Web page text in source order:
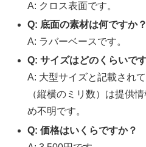
A: クロス表面です。
Q: 底面の素材は何ですか？
A: ラバーベースです。
Q: サイズはどのくらいで
A: 大型サイズと記載され
（縦横のミリ数）は提供
め不明です。
Q: 価格はいくらですか？